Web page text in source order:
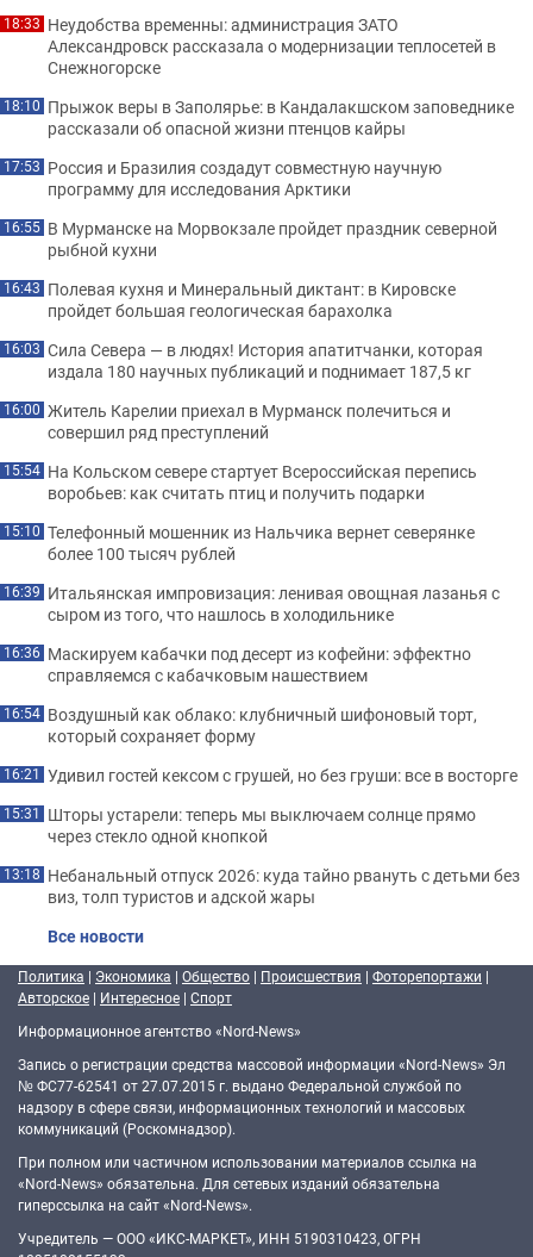
18:33 Неудобства временны: администрация ЗАТО
Александровск рассказала о модернизации теплосетей в
Снежногорске
18:10 Прыжок веры в Заполярье: в Кандалакшском заповеднике
рассказали об опасной жизни птенцов кайры
17:53 Россия и Бразилия создадут совместную научную
программу для исследования Арктики
16:55 В Мурманске на Морвокзале пройдет праздник северной
рыбной кухни
16:43 Полевая кухня и Минеральный диктант: в Кировске
пройдет большая геологическая барахолка
16:03 Сила Севера — в людях! История апатитчанки, которая
издала 180 научных публикаций и поднимает 187,5 кг
16:00 Житель Карелии приехал в Мурманск полечиться и
совершил ряд преступлений
15:54 На Кольском севере стартует Всероссийская перепись
воробьев: как считать птиц и получить подарки
15:10 Телефонный мошенник из Нальчика вернет северянке
более 100 тысяч рублей
16:39 Итальянская импровизация: ленивая овощная лазанья с
сыром из того, что нашлось в холодильнике
16:36 Маскируем кабачки под десерт из кофейни: эффектно
справляемся с кабачковым нашествием
16:54 Воздушный как облако: клубничный шифоновый торт,
который сохраняет форму
16:21 Удивил гостей кексом с грушей, но без груши: все в восторге
15:31 Шторы устарели: теперь мы выключаем солнце прямо
через стекло одной кнопкой
13:18 Небанальный отпуск 2026: куда тайно рвануть с детьми без
виз, толп туристов и адской жары
Все новости
Политика | Экономика | Общество | Происшествия | Фоторепортажи |
Авторское | Интересное | Спорт
Информационное агентство «Nord-News»
Запись о регистрации средства массовой информации «Nord-News» Эл
№ ФС77-62541 от 27.07.2015 г. выдано Федеральной службой по
надзору в сфере связи, информационных технологий и массовых
коммуникаций (Роскомнадзор).
При полном или частичном использовании материалов ссылка на
«Nord-News» обязательна. Для сетевых изданий обязательна
гиперссылка на сайт «Nord-News».
Учредитель — ООО «ИКС-МАРКЕТ», ИНН 5190310423, ОГРН